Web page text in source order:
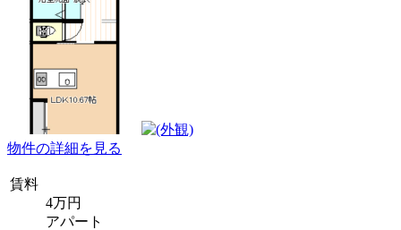
物件の詳細を見る
賃料
4万円
アパート